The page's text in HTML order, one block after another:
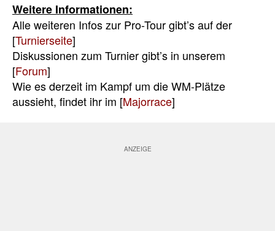
Weitere Informationen:
Alle weiteren Infos zur Pro-Tour gibt’s auf der
[Turnierseite]
Diskussionen zum Turnier gibt’s in unserem
[Forum]
Wie es derzeit im Kampf um die WM-Plätze
aussieht, findet ihr im [Majorrace]